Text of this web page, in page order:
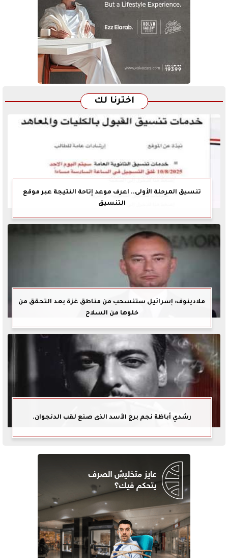
اخترنا لك
تنسيق المرحلة الأولى.. اعرف موعد إتاحة النتيجة عبر موقع
التنسيق
ملادينوف: إسرائيل ستنسحب من مناطق غزة بعد التحقق من
خلوها من السلاح
رشدي أباظة نجم برج الأسد الذى صنع لقب الدنجوان.